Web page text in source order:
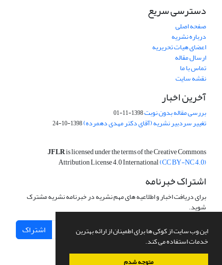
این وب سایت از کوکی ها برای اطمینان از ارائه بهترین
خدمات استفاده می کند.
متوجه شدم
دسترسی سریع
صفحه اصلی
درباره نشریه
اعضای هیات تحریریه
ارسال مقاله
تماس با ما
نقشه سایت
آخرین اخبار
بررسی مقاله بدون نوبت1398-11-01
تغییر سردبیر نشریه (آقای دکتر مهدی دهمرده)1398-10-24
JFLRis licensed under the terms of the Creative Commons
Attribution License 4.0 International(CC BY-NC 4.0)
اشتراک خبرنامه
برای دریافت اخبار و اطلاعیه های مهم نشریه در خبرنامه نشریه مشترک
شوید.
اشتراک